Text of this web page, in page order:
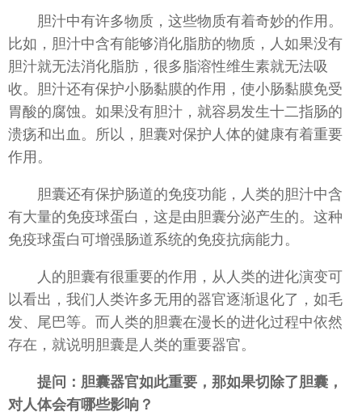
胆汁中有许多物质，这些物质有着奇妙的作用。
比如，胆汁中含有能够消化脂肪的物质，人如果没有
胆汁就无法消化脂肪，很多脂溶性维生素就无法吸
收。胆汁还有保护小肠黏膜的作用，使小肠黏膜免受
胃酸的腐蚀。如果没有胆汁，就容易发生十二指肠的
溃疡和出血。所以，胆囊对保护人体的健康有着重要
作用。
胆囊还有保护肠道的免疫功能，人类的胆汁中含
有大量的免疫球蛋白，这是由胆囊分泌产生的。这种
免疫球蛋白可增强肠道系统的免疫抗病能力。
人的胆囊有很重要的作用，从人类的进化演变可
以看出，我们人类许多无用的器官逐渐退化了，如毛
发、尾巴等。而人类的胆囊在漫长的进化过程中依然
存在，就说明胆囊是人类的重要器官。
提问：胆囊器官如此重要，那如果切除了胆囊，
对人体会有哪些影响？